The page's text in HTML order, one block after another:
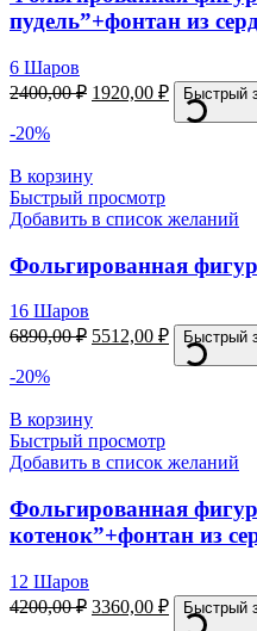
пудель”+фонтан из
6 Шаров
2400,00₽ 1920,00 ₽ Быстрый
-20%
В корзину
Быстрый просмотр
Добавить в список желаний
Фольгированная
16 Шаров
6890,00₽ 5512,00 ₽ Быстрый
-20%
В корзину
Быстрый просмотр
Добавить в список желаний
Фольгированная
котенок”+фонтан из
12 Шаров
4200,00₽ 3360,00 ₽ Быстрый